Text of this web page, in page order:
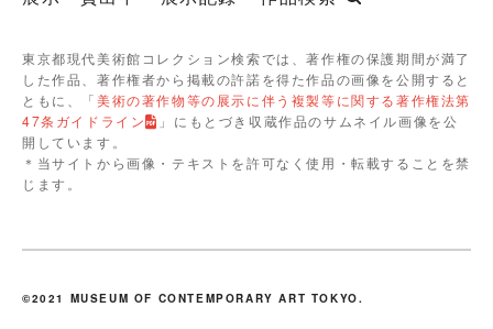
東京都現代美術館コレクション検索では、著作権の保護期間が満了
した作品、著作権者から掲載の許諾を得た作品の画像を公開すると
ともに、「美術の著作物等の展示に伴う複製等に関する著作権法第
47条ガイドライン
」にもとづき収蔵作品のサムネイル画像を公
開しています。
＊当サイトから画像・テキストを許可なく使用・転載することを禁
じます。
©2021 MUSEUM OF CONTEMPORARY ART TOKYO.